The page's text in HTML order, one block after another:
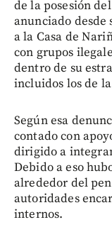
de la posesión
anunciado desde
a la Casa de
con grupos
dentro de su
incluidos los de
Según esa
contado con
dirigido a
Debido a eso
alrededor del
autoridades
internos.